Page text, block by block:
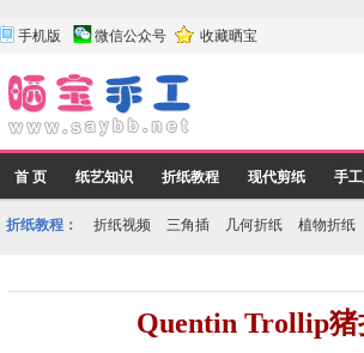
手机版 微信公众号 收藏晒宝
首 页 纸艺知识 折纸教程 现代剪纸 手
折纸教程： 折纸视频 三角插 几何折纸 植物折纸
Quentin Trollip